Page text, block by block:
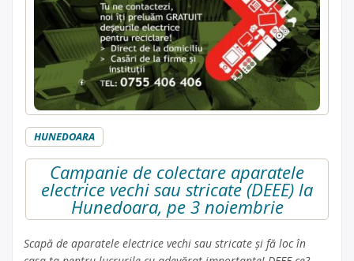
HUNEDOARA
Campanie de colectare aparatele
electrice vechi sau stricate (DEEE) la
Hunedoara, pe 3 noiembrie
Scapă de aparatele electrice vechi sau stricate și fă loc în